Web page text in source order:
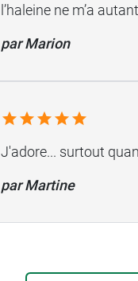
l’haleine ne m’a
par Marion
J'adore... surtout
par Martine